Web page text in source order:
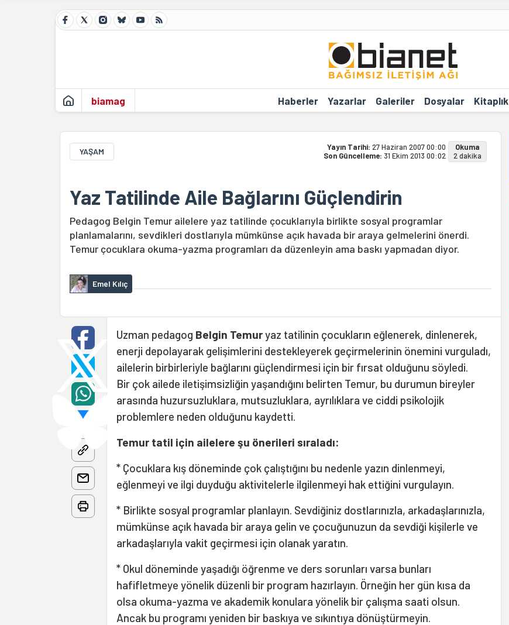
biamag Haberler Yazarlar Galeriler Dosyalar Kitaplık
YAŞAM Yayın Tarihi: 27 Haziran 2007 00:00
Son Güncelleme: 31 Ekim 2013 00:02
Okuma
2 dakika
Yaz Tatilinde Aile Bağlarını Güçlendirin
Pedagog Belgin Temur ailelere yaz tatilinde çocuklarıyla birlikte sosyal programlar
planlamalarını, sevdikleri dostlarıyla mümkünse açık havada bir araya gelmelerini önerdi.
Temur çocuklara okuma-yazma programları da düzenleyin ama baskı yapmadan diyor.
Emel Kılıç
Uzman pedagog Belgin Temuryaz tatilinin çocukların eğlenerek, dinlenerek,
enerji depolayarak gelişimlerini destekleyerek geçirmelerinin önemini vurguladı,
ailelerin birbirleriyle bağlarını güçlendirmesi için bir fırsat olduğunu söyledi.
Bir çok ailede iletişimsizliğin yaşandığını belirten Temur, bu durumun bireyler
arasında huzursuzluklara, mutsuzluklara, ayrılıklara ve ciddi psikolojik
problemlere neden olduğunu kaydetti.
Temur tatil için ailelere şu önerileri sıraladı:
* Çocuklara kış döneminde çok çalıştığını bu nedenle yazın dinlenmeyi,
eğlenmeyi ve ilgi duyduğu aktivitelerle ilgilenmeyi hak ettiğini vurgulayın.
* Birlikte sosyal programlar planlayın. Sevdiğiniz dostlarınızla, arkadaşlarınızla,
mümkünse açık havada bir araya gelin ve çocuğunuzun da sevdiği kişilerle ve
arkadaşlarıyla vakit geçirmesi için olanak yaratın.
* Okul döneminde yaşadığı öğrenme ve ders sorunları varsa bunları
hafifletmeye yönelik düzenli bir program hazırlayın. Örneğin her gün kısa da
olsa okuma-yazma ve akademik konulara yönelik bir çalışma saati olsun.
Ancak bu programı yeniden bir baskıya ve sıkıntıya dönüştürmeyin.